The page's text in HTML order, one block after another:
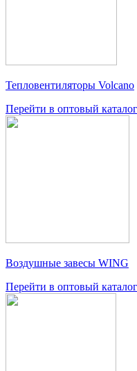
Тепловентиляторы Volcano
Перейти в оптовый
Воздушные завесы WING
Перейти в оптовый